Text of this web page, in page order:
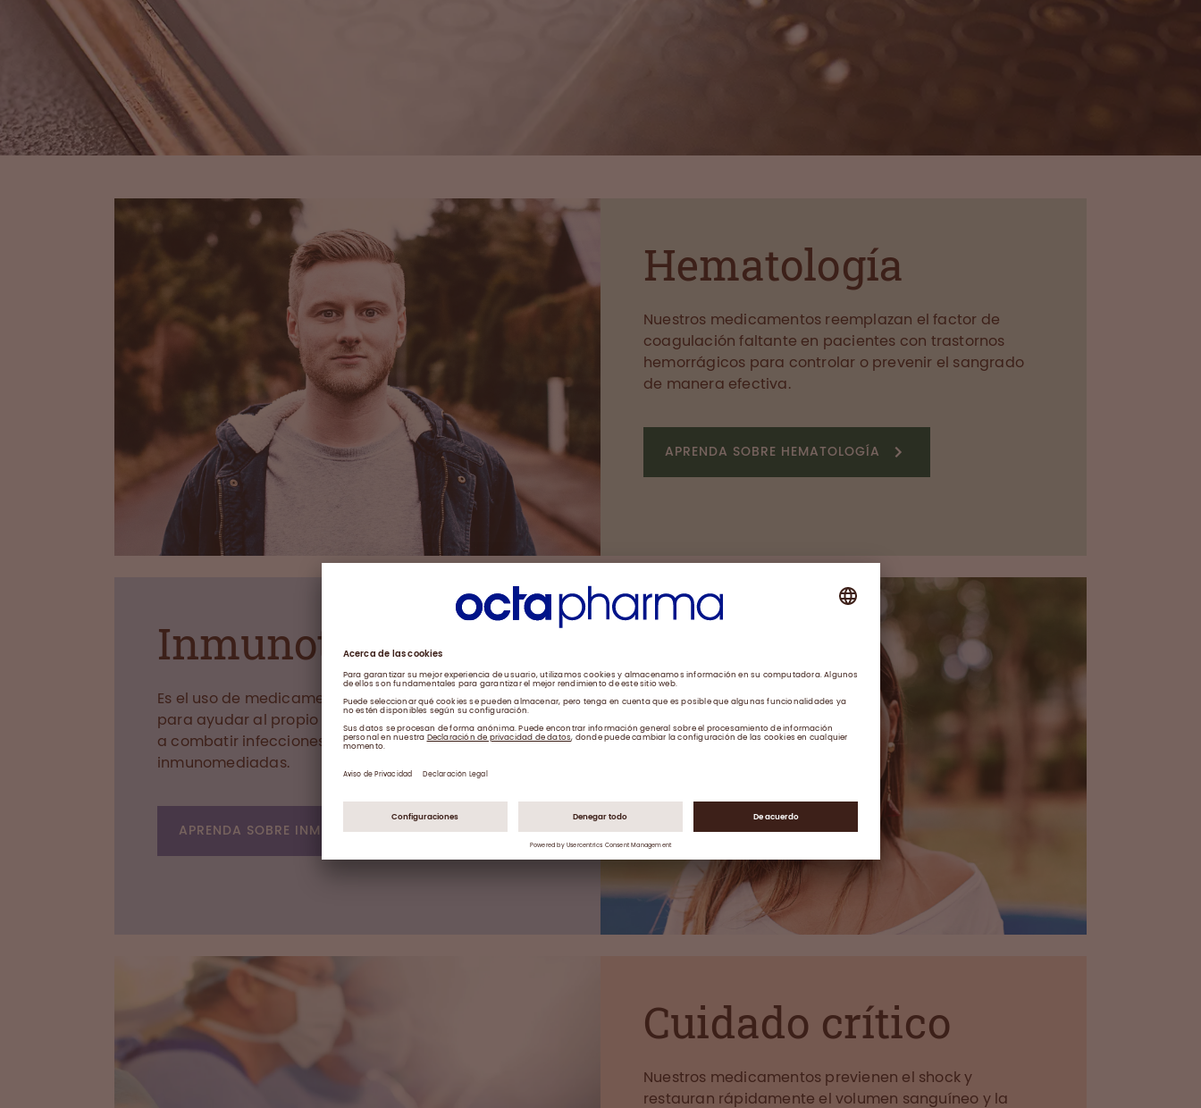
Hematología
Nuestros medicamentos reemplazan el factor de
coagulación faltante en pacientes con trastornos
hemorrágicos para controlar o prevenir el sangrado
de manera efectiva.
APRENDA SOBRE HEMATOLOGÍA
Inmunoterapia
Es el uso de medicamentos de inmunoglobulina (IgG)
para ayudar al propio sistema inmunitario del cuerpo
a combatir infecciones o enfermedades
inmunomediadas.
APRENDA SOBRE INMUNOTERAPIA
Cuidado crítico
Nuestros medicamentos previenen el shock y
restauran rápidamente el volumen sanguíneo y la